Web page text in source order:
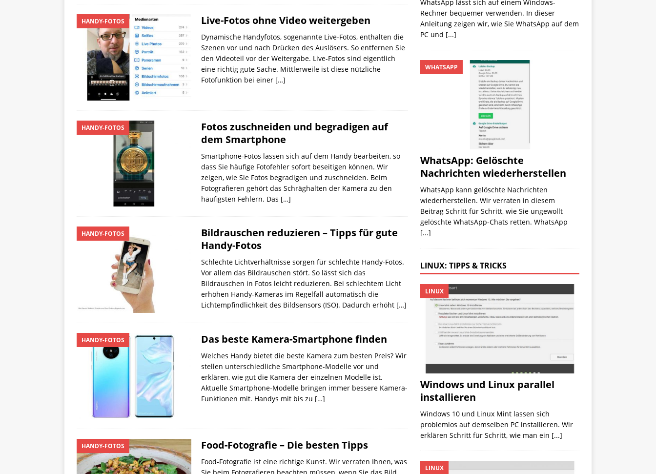
HANDY-FOTOS Live-Fotos ohne Video weitergeben
Dynamische Handyfotos, sogenannte Live-Fotos, enthalten die
Szenen vor und nach Drücken des Auslösers. So entfernen Sie
den Videoteil vor der Weitergabe. Live-Fotos sind eigentlich
eine richtig gute Sache. Mittlerweile ist diese nützliche
Fotofunktion bei einer […]
HANDY-FOTOS
Fotos zuschneiden und begradigen auf
dem Smartphone
Smartphone-Fotos lassen sich auf dem Handy bearbeiten, so
dass Sie häufige Fotofehler sofort beseitigen können. Wir
zeigen, wie Sie Fotos begradigen und zuschneiden. Beim
Fotografieren gehört das Schräghalten der Kamera zu den
häufigsten Fehlern. Das […]
HANDY-FOTOS
Bildrauschen reduzieren – Tipps für gute
Handy-Fotos
Schlechte Lichtverhältnisse sorgen für schlechte Handy-Fotos.
Vor allem das Bildrauschen stört. So lässt sich das
Bildrauschen in Fotos leicht reduzieren. Bei schlechtem Licht
erhöhen Handy-Kameras im Regelfall automatisch die
Lichtempfindlichkeit des Bildsensors (ISO). Dadurch erhöht […]
HANDY-FOTOS Das beste Kamera-Smartphone finden
Welches Handy bietet die beste Kamera zum besten Preis? Wir
stellen unterschiedliche Smartphone-Modelle vor und
erklären, wie gut die Kamera der einzelnen Modelle ist.
Aktuelle Smartphone-Modelle bringen immer bessere Kamera-
Funktionen mit. Handys mit bis zu […]
HANDY-FOTOS Food-Fotografie – Die besten Tipps
Food-Fotografie ist eine richtige Kunst. Wir verraten Ihnen, was
WhatsApp lässt sich auf einem Windows-
Rechner bequemer verwenden. In dieser
Anleitung zeigen wir, wie Sie WhatsApp auf dem
PC und [...]
WhatsApp: Gelöschte
Nachrichten wiederherstellen
WHATSAPP
WhatsApp kann gelöschte Nachrichten
wiederherstellen. Wir verraten in diesem
Beitrag Schritt für Schritt, wie Sie ungewollt
gelöschte WhatsApp-Chats retten. WhatsApp
[...]
LINUX: TIPPS & TRICKS
Windows und Linux parallel
installieren
LINUX
Windows 10 und Linux Mint lassen sich
problemlos auf demselben PC installieren. Wir
erklären Schritt für Schritt, wie man ein [...]
LINUX